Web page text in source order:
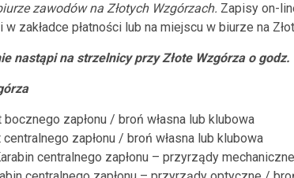
zawodów na Złotych Wzgórzach. Zapisy on-
w zakładce płatności lub na miejscu w biurze na
nastąpi na strzelnicy przy Złote Wzgórza o godz.
zapłonu / broń własna lub klubowa
zapłonu / broń własna lub klubowa
centralnego zapłonu – przyrządy